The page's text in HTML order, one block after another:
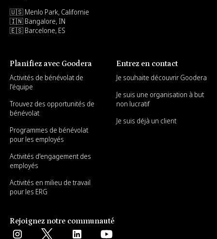
🇺🇸 Menlo Park, Californie
🇮🇳 Bangalore, IN
🇪🇸 Barcelone, ES
Planifiez avec Goodera
Activités de bénévolat de
l'équipe
Trouvez des opportunités de
bénévolat
Programmes de bénévolat
pour les employés
Activités d'engagement des
employés
Activités en milieu de travail
pour les ERG
Entrez en contact
Je souhaite découvrir Goodera
Je suis une organisation à but
non lucratif
Je suis déjà un client
Rejoignez notre communauté